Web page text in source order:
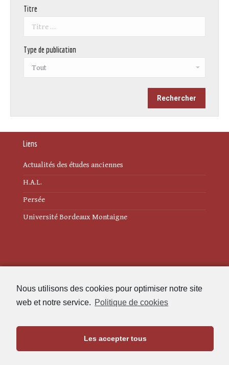
Nous utilisons des cookies pour optimiser notre site
web et notre service. Politique de cookies
Les accepter tous
Titre
Type de publication
Liens
Actualités des études anciennes
H.A.L.
Persée
Université Bordeaux Montaigne
Politique de cookies (UE)
Maison de l'Archéologie